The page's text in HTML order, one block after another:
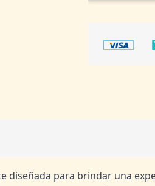
para brindar una